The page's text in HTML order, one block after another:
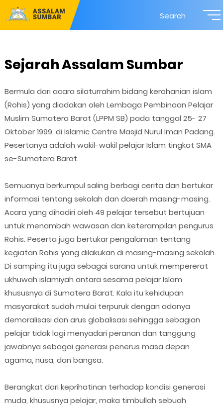
Search
Sejarah Assalam Sumbar
Bermula dari acara silaturrahim bidang kerohanian islam
(Rohis) yang diadakan oleh Lembaga Pembinaan Pelajar
Muslim Sumatera Barat (LPPM SB) pada tanggal 25- 27
Oktober 1999, di Islamic Centre Masjid Nurul Iman Padang.
Pesertanya adalah wakil-wakil pelajar Islam tingkat SMA
se-Sumatera Barat.
Semuanya berkumpul saling berbagi cerita dan bertukar
informasi tentang sekolah dan daerah masing-masing.
Acara yang dihadiri oleh 49 pelajar tersebut bertujuan
untuk menambah wawasan dan keterampilan pengurus
Rohis. Peserta juga bertukar pengalaman tentang
kegiatan Rohis yang dilakukan di masing-masing sekolah.
Di samping itu juga sebagai sarana untuk mempererat
ukhuwah islamiyah antara sesama pelajar Islam
khususnya di Sumatera Barat. Kala itu kehidupan
masyarakat sudah mulai terpuruk dengan adanya
demoralisasi dan arus globalisasi sehingga sebagian
pelajar tidak lagi menyadari peranan dan tanggung
jawabnya sebagai generasi penerus masa depan
agama, nusa, dan bangsa.
Berangkat dari keprihatinan terhadap kondisi generasi
muda, khususnya pelajar, maka timbullah sebuah